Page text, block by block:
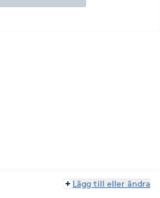
Lägg till eller ändra